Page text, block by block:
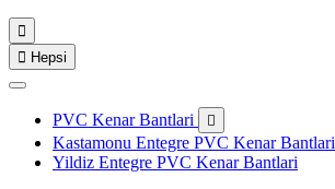

 Hepsi
PVC Kenar Bantlari 
Kastamonu Entegre PVC Kenar Bantlari
Yildiz Entegre PVC Kenar Bantlari